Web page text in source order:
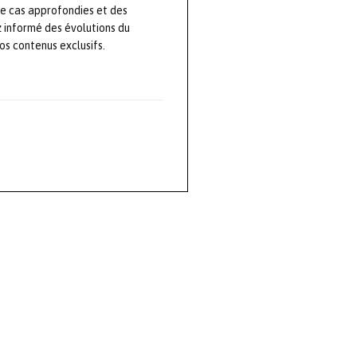
cas approfondies et des
informé des évolutions du
contenus exclusifs.